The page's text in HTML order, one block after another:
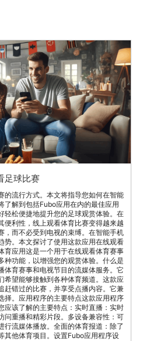
足球比赛
的流行方式。本文将指导您如何在智能
了解到包括Fubo应用在内的最佳应用
轻松便捷地提升您的足球观赏体验。在
便利性，线上观看体育比赛变得越来越
，而不必受到电视的束缚。在智能手机
势。本文探讨了使用这款应用在线观看
育应用这是一个用于在线观看体育赛事
种功能，以增强您的观赏体验。什么是
体育赛事和电视节目的流媒体服务。它
希望能够接触到各种体育频道。这款应
赶错过的比赛，并享受点播内容。它兼
择。应用程序的主要特点这款应用程序
应该了解的主要特点：实时直播：实时
问重播和精彩片段。多设备兼容性：可
行流媒体播放。全面的体育报道：除了
其他体育项目。设置Fubo应用程序设